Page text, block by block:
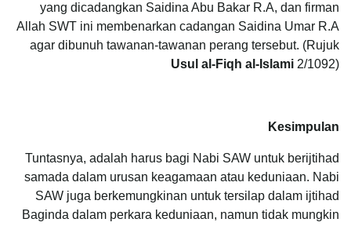
yang dicadangkan Saidina Abu Bakar R.A, dan firman
Allah SWT ini membenarkan cadangan Saidina Umar R.A
agar dibunuh tawanan-tawanan perang tersebut. (Rujuk
Usul al-Fiqh al-Islami 2/1092)
Kesimpulan
Tuntasnya, adalah harus bagi Nabi SAW untuk berijtihad
samada dalam urusan keagamaan atau keduniaan. Nabi
SAW juga berkemungkinan untuk tersilap dalam ijtihad
Baginda dalam perkara keduniaan, namun tidak mungkin